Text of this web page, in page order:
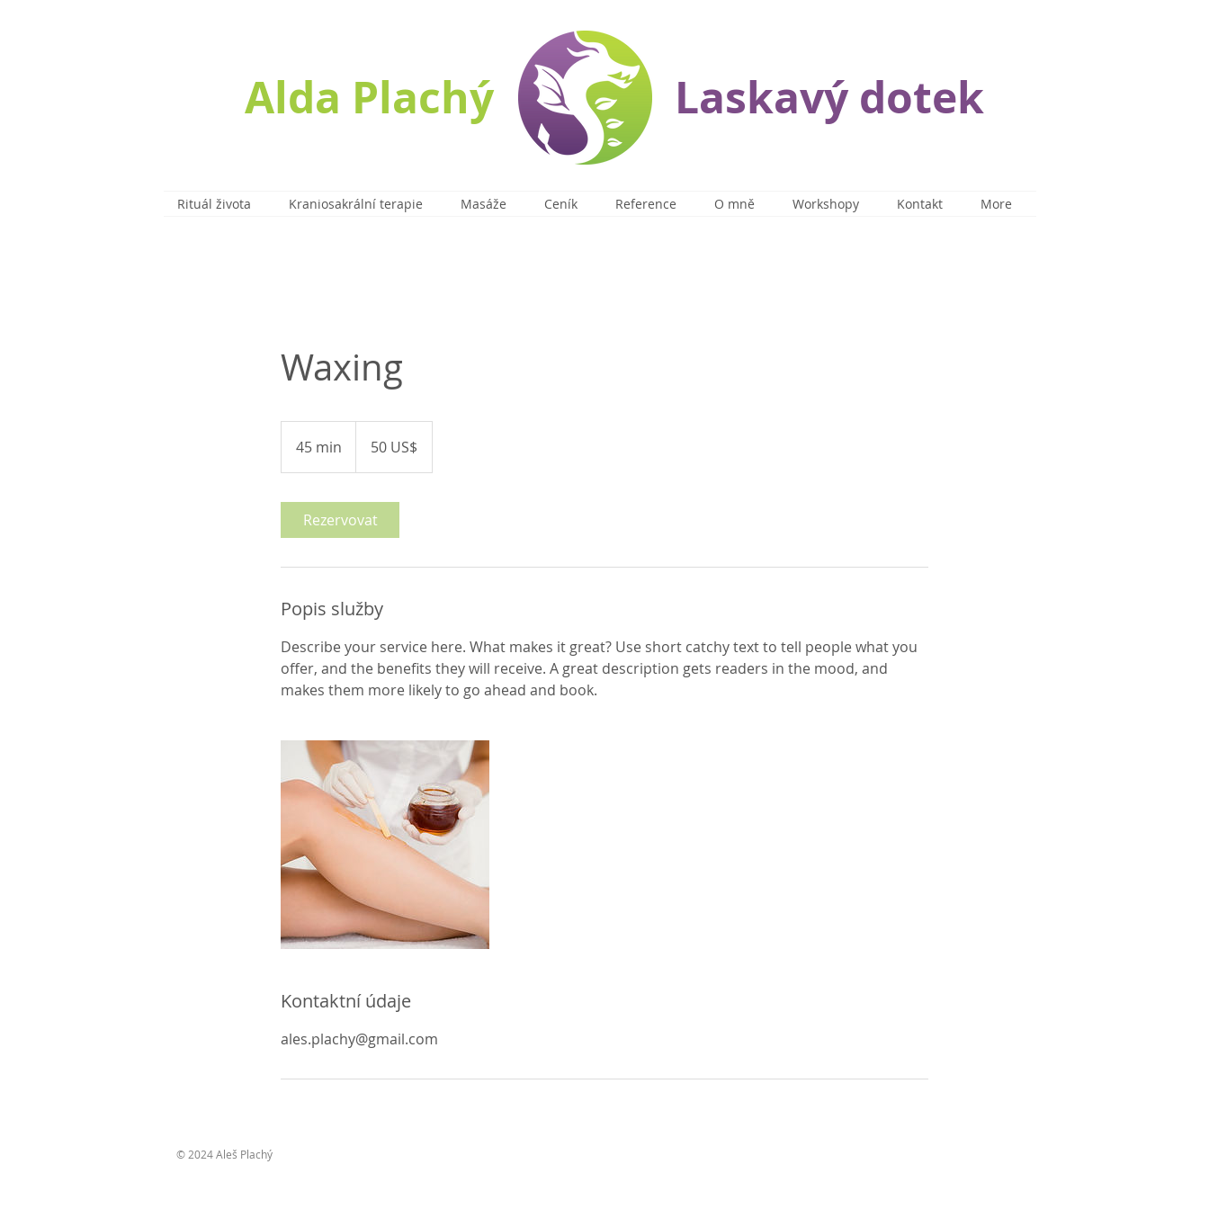
Alda Plachý Laskavý dotek
Rituál života Kraniosakrální terapie Masáže Ceník Reference O mně Workshopy Kontakt More
Waxing
45 min
5
n
dolarů50 US$
Rezervovat
Popis služby
Describe your service here. What makes it great? Use short catchy text to tell people what you
offer, and the benefits they will receive. A great description gets readers in the mood, and
makes them more likely to go ahead and book.
Kontaktní údaje
ales.plachy@gmail.com
© 2024 Aleš Plachý